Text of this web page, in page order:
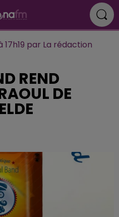
17h19 par La rédaction
REND
DE